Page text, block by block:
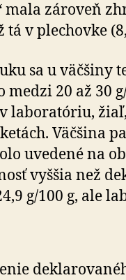
mala zároveň
tá v ple­chovke
sa u väčšiny
medzi 20 až 30
la­bo­ra­tóriu,
Väčšina
uvedené na
vyššia než
g/100 g, ale